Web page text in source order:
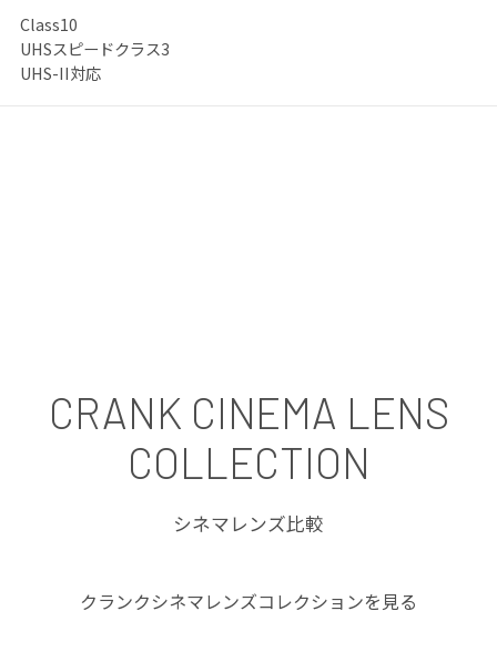
Class10
UHSスピードクラス3
UHS-II対応
CRANK CINEMA LENS
COLLECTION
シネマレンズ比較
クランクシネマレンズコレクションを見る